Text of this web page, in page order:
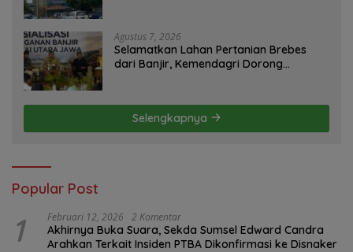
Agustus 7, 2026
Selamatkan Lahan Pertanian Brebes
dari Banjir, Kemendagri Dorong
Selengkapnya
Popular Post
1 Februari 12, 2026 2 Komentar
Akhirnya Buka Suara, Sekda Sumsel Edward Candra
Arahkan Terkait Insiden PTBA Dikonfirmasi ke Disnaker